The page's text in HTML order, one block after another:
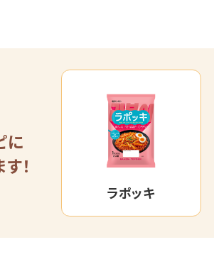
に
！
ラポッキ